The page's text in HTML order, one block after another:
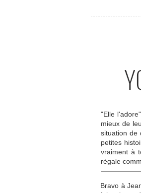
"Elle
mieux de
situation de
petites
vraiment à
régale
Bravo à